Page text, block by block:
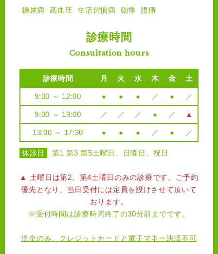
糖尿病 高血圧 生活習慣病 動悸 腹痛
診療時間
Consultation hours
診療時間 月 火 水 木 金 土
9:00 ～ 12:00 ● ● ● ／ ● ／
9:00 ～ 13:00 ／ ／ ／ ● ／ ▲
13:00 ～ 17:30 ● ● ● ／ ● ／
休診日 第1 第3 第5土曜日、日曜日、祝日
▲ 土曜日は第2、第4土曜日のみの診療です。ご予約
優先となり、当日受付には定員を設けさせて頂いて
おります。
※受付時間は診療時間終了の30分前までです。
現金のみ、クレジットカードと電子マネー決済不可